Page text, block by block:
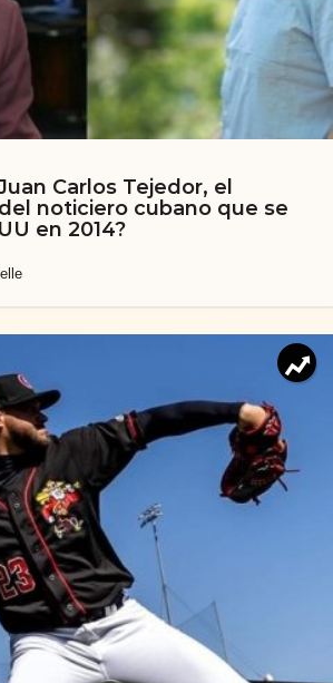
Carlos Tejedor, el
noticiero cubano que se
en 2014?